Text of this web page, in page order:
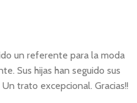
un referente para la moda
Sus hijas han seguido sus
trato excepcional. Gracias!!